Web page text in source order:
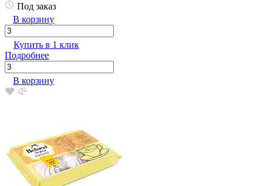
Под заказ
В корзину
Купить в 1 клик
Подробнее
В корзину